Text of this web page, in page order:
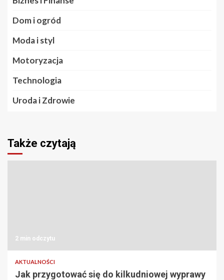
Dom i ogród
Moda i styl
Motoryzacja
Technologia
Uroda i Zdrowie
Także czytają
2 min odczytu
AKTUALNOŚCI
Jak przygotować się do kilkudniowej wyprawy